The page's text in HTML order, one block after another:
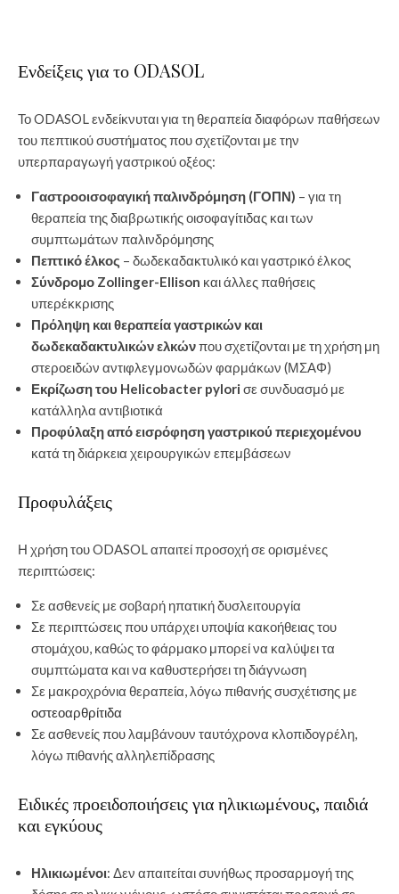
Ενδείξεις για το ODASOL
Το ODASOL ενδείκνυται για τη θεραπεία διαφόρων παθήσεων
του πεπτικού συστήματος που σχετίζονται με την
υπερπαραγωγή γαστρικού οξέος:
Γαστροοισοφαγική παλινδρόμηση (ΓΟΠΝ) – για τη
θεραπεία της διαβρωτικής οισοφαγίτιδας και των
συμπτωμάτων παλινδρόμησης
Πεπτικό έλκος – δωδεκαδακτυλικό και γαστρικό έλκος
Σύνδρομο Zollinger-Ellison και άλλες παθήσεις
υπερέκκρισης
Πρόληψη και θεραπεία γαστρικών και
δωδεκαδακτυλικών ελκώνπου σχετίζονται με τη χρήση μη
στεροειδών αντιφλεγμονωδών φαρμάκων (ΜΣΑΦ)
Εκρίζωση του Helicobacter pylori σε συνδυασμό με
κατάλληλα αντιβιοτικά
Προφύλαξη από εισρόφηση γαστρικού περιεχομένου
κατά τη διάρκεια χειρουργικών επεμβάσεων
Προφυλάξεις
Η χρήση του ODASOL απαιτεί προσοχή σε ορισμένες
περιπτώσεις:
Σε ασθενείς με σοβαρή ηπατική δυσλειτουργία
Σε περιπτώσεις που υπάρχει υποψία κακοήθειας του
στομάχου, καθώς το φάρμακο μπορεί να καλύψει τα
συμπτώματα και να καθυστερήσει τη διάγνωση
Σε μακροχρόνια θεραπεία, λόγω πιθανής συσχέτισης με
οστεοαρθρίτιδα
Σε ασθενείς που λαμβάνουν ταυτόχρονα κλοπιδογρέλη,
λόγω πιθανής αλληλεπίδρασης
Ειδικές προειδοποιήσεις για ηλικιωμένους, παιδιά
και εγκύους
Ηλικιωμένοι: Δεν απαιτείται συνήθως προσαρμογή της